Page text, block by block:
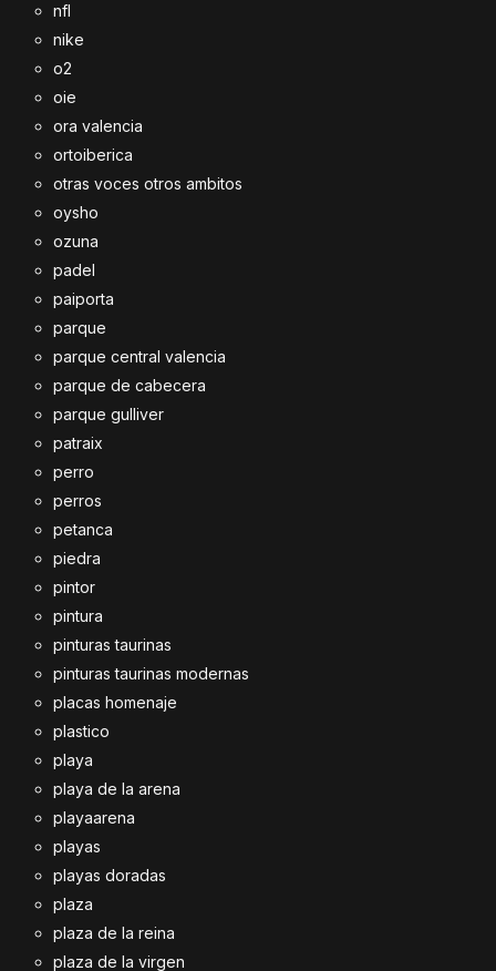
nfl
nike
o2
oie
ora valencia
ortoiberica
otras voces otros ambitos
oysho
ozuna
padel
paiporta
parque
parque central valencia
parque de cabecera
parque gulliver
patraix
perro
perros
petanca
piedra
pintor
pintura
pinturas taurinas
pinturas taurinas modernas
placas homenaje
plastico
playa
playa de la arena
playaarena
playas
playas doradas
plaza
plaza de la reina
plaza de la virgen